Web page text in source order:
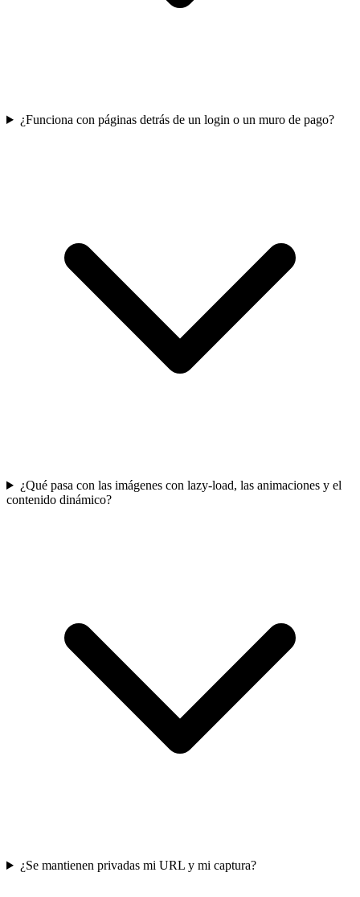
¿Funciona con páginas detrás de un login o un muro de pago?
¿Qué pasa con las imágenes con lazy-load, las animaciones y el
contenido dinámico?
¿Se mantienen privadas mi URL y mi captura?